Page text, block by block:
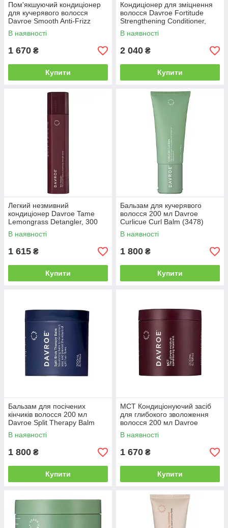
Пом'якшуючий кондиціонер
для кучерявого волосся
Davroe Smooth Anti-Frizz
Conditioner, 325 мл (3533)
В наявності
1 670 ₴
Купити
Кондиціонер для зміцнення
волосся Davroe Fortitude
Strengthening Conditioner,
325 мл (3493)
В наявності
2 040 ₴
Купити
Легкий незмивний
кондиціонер Davroe Tame
Lemongrass Detangler, 300
мл (3571)
В наявності
1 615 ₴
Купити
Бальзам для кучерявого
волосся 200 мл Davroe
Curlicue Curl Balm (3478)
В наявності
1 800 ₴
Купити
Бальзам для посічених
кінчиків волосся 200 мл
Davroe Split Therapy Balm
(3495)
В наявності
1 800 ₴
Купити
MCT Кондиціонуючий засіб
для глибокого зволоження
волосся 200 мл Davroe
(3582)
В наявності
1 670 ₴
Купити